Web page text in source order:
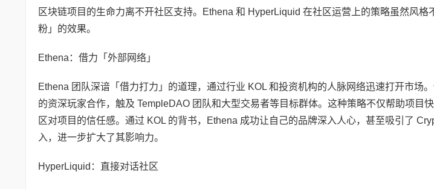
区块链项目的生命力离不开社区支持。Ethena 和 HyperLiquid 在社区运营上的策略虽然风
粉」的效果。
Ethena：借力「外部网络」
Ethena 团队深谙「借力打力」的道理，通过行业 KOL 和投资机构的人脉网络迅速打开市场
的资深玩家合作，触及 TempleDAO 团队和大型交易者等目标群体。这种策略不仅帮助项目
区对项目的信任感。通过 KOL 的背书，Ethena 成功让自己的品牌深入人心，甚至吸引了
入，进一步扩大了其影响力。
HyperLiquid：直接对话社区